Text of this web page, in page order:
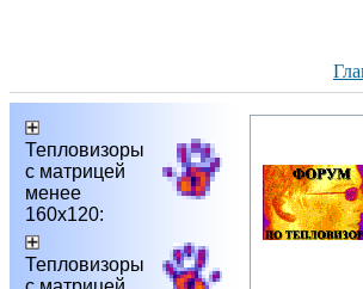
Тепловизоры
с матрицей
менее
160х120:
Тепловизоры